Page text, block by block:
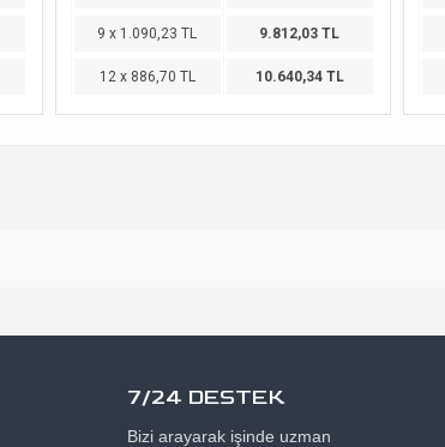
9 x 1.090,23 TL 9.812,03 TL
12 x 886,70 TL 10.640,34 TL
7/24 DESTEK
Bizi arayarak işinde uzman